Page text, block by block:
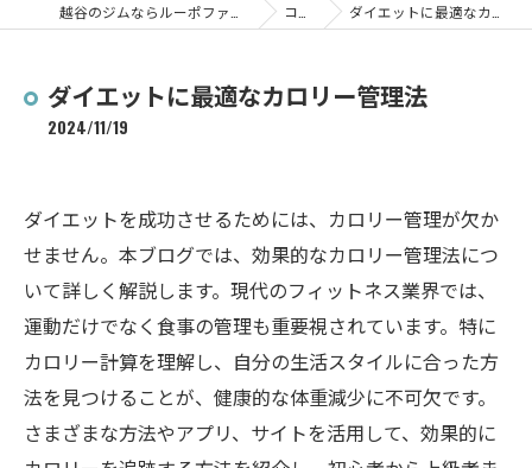
コラム ダイエットに最適なカロリー管理法
ダイエットに最適なカロリー管理法
2024/11/19
ダイエットを成功させるためには、カロリー管理が欠か
せません。本ブログでは、効果的なカロリー管理法につ
いて詳しく解説します。現代のフィットネス業界では、
運動だけでなく食事の管理も重要視されています。特に
カロリー計算を理解し、自分の生活スタイルに合った方
法を見つけることが、健康的な体重減少に不可欠です。
さまざまな方法やアプリ、サイトを活用して、効果的に